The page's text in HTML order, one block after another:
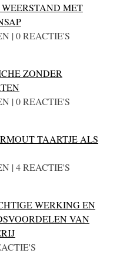
MET
| 0 REACTIE'S
ZONDER
| 0 REACTIE'S
TAARTJE ALS
| 4 REACTIE'S
WERKING EN
VAN